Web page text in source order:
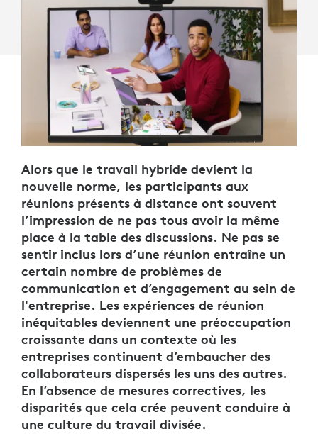
Alors que le travail hybride devient la
nouvelle norme, les participants aux
réunions présents à distance ont souvent
l’impression de ne pas tous avoir la même
place à la table des discussions. Ne pas se
sentir inclus lors d’une réunion entraîne un
certain nombre de problèmes de
communication et d’engagement au sein de
l'entreprise. Les expériences de réunion
inéquitables deviennent une préoccupation
croissante dans un contexte où les
entreprises continuent d’embaucher des
collaborateurs dispersés les uns des autres.
En l’absence de mesures correctives, les
disparités que cela crée peuvent conduire à
une culture du travail divisée.